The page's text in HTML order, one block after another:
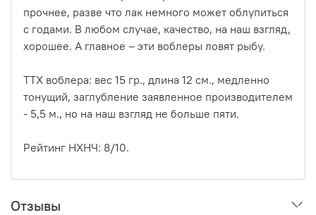
прочнее, разве что лак немного может облупиться
с годами. В любом случае, качество, на наш взгляд,
хорошее. А главное – эти воблеры ловят рыбу.
ТТХ воблера: вес 15 гр., длина 12 см., медленно
тонущий, заглубление заявленное производителем
- 5,5 м., но на наш взгляд не больше пяти.
Рейтинг НХНЧ: 8/10.
Отзывы